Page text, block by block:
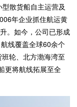
散货船自主运营及
年企业抓住航运黄
。如今，公司已形成
线覆盖全球60余个
轮、北方渤海湾至
更将航线拓展至全